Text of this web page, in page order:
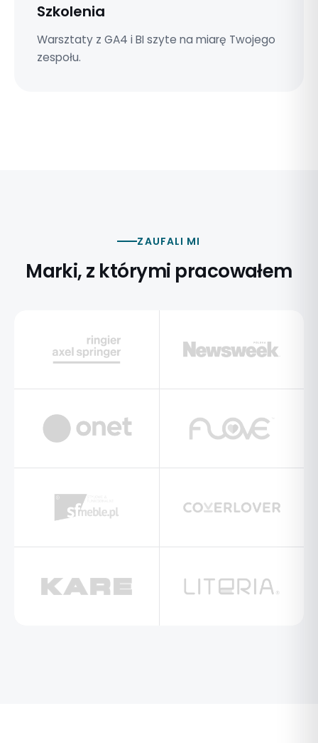
Szkolenia
Warsztaty z GA4 i BI szyte na miarę Twojego
zespołu.
ZAUFALI MI
Marki, z którymi pracowałem